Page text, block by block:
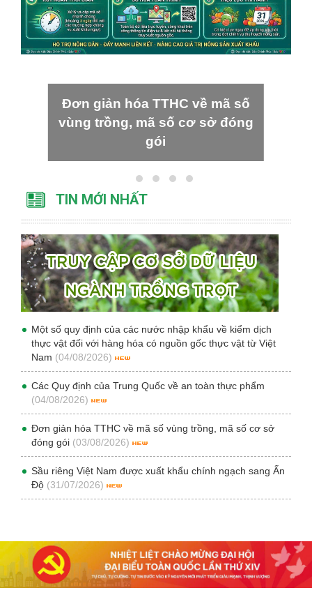
Đơn giản hóa TTHC về mã số
vùng trồng, mã số cơ sở đóng
gói
TIN MỚI NHẤT
Một số quy định của các nước nhập khẩu về kiểm dịch
thực vật đối với hàng hóa có nguồn gốc thực vật từ Việt
Nam (04/08/2026)
Các Quy định của Trung Quốc về an toàn thực phẩm
(04/08/2026)
Đơn giản hóa TTHC về mã số vùng trồng, mã số cơ sở
đóng gói (03/08/2026)
Sầu riêng Việt Nam được xuất khẩu chính ngạch sang Ấn
Độ (31/07/2026)